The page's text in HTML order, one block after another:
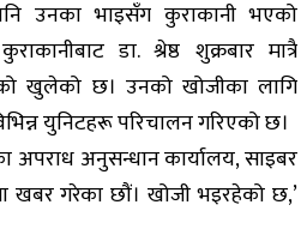
उनका भाइसँग कुराकानी भएको
डा. श्रेष्ठ शुक्रबार मात्रै
खुलेको छ। उनको खोजीका लागि
युनिटहरू परिचालन गरिएको छ।
अपराध अनुसन्धान कार्यालय, साइबर
खबर गरेका छौं। खोजी भइरहेको छ,’